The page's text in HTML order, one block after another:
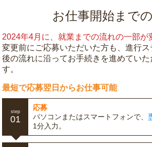
お仕事開始まで
2024年4月に、就業までの流れの一部が
変更前にご応募いただいた方も、進行
後の流れに沿ってお手続きを進めていた
す。
最短で応募翌日からお仕事可能
step
01
応募
パソコンまたはスマートフォンで、
1分入力。